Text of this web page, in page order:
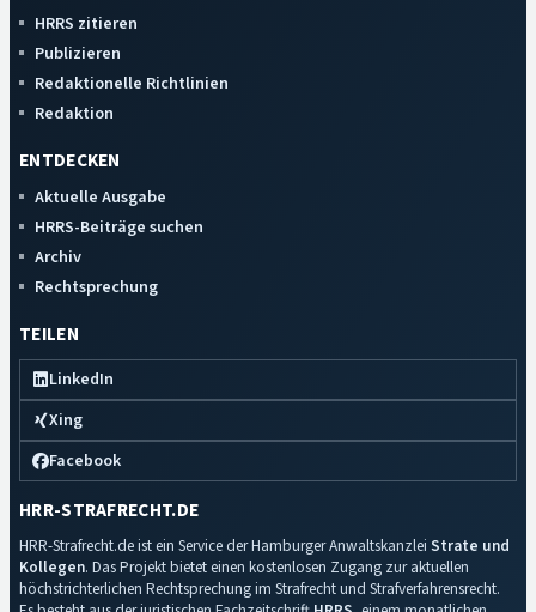
HRRS zitieren
Publizieren
Redaktionelle Richtlinien
Redaktion
ENTDECKEN
Aktuelle Ausgabe
HRRS-Beiträge suchen
Archiv
Rechtsprechung
TEILEN
LinkedIn
Xing
Facebook
HRR-STRAFRECHT.DE
HRR-Strafrecht.de ist ein Service der Hamburger Anwaltskanzlei Strate und
Kollegen. Das Projekt bietet einen kostenlosen Zugang zur aktuellen
höchstrichterlichen Rechtsprechung im Strafrecht und Strafverfahrensrecht.